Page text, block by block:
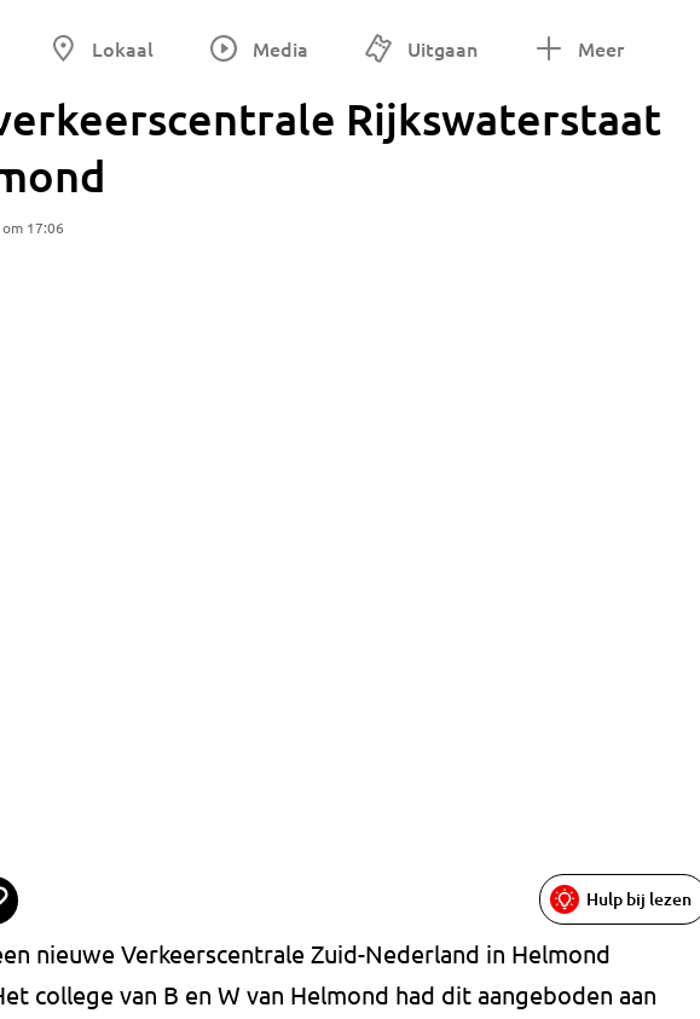
Lokaal Media Uitgaan Meer
Rijkswaterstaat
17:06
Hulp bij lezen
nieuwe Verkeerscentrale Zuid-Nederland in Helmond
college van B en W van Helmond had dit aangeboden aan